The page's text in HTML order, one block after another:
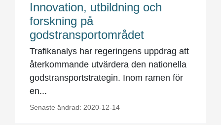
Innovation, utbildning och
forskning på
godstransportområdet
Trafikanalys har regeringens uppdrag att
återkommande utvärdera den nationella
godstransportstrategin. Inom ramen för
en...
Senaste ändrad: 2020-12-14